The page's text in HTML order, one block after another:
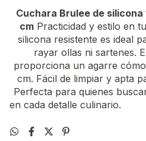
Cuchara Brulee de silicona
cm Practicidad y estilo en
silicona resistente es ideal
rayar ollas ni sartenes.
proporciona un agarre
cm. Fácil de limpiar y apta
Perfecta para quienes
en cada detalle culinario.